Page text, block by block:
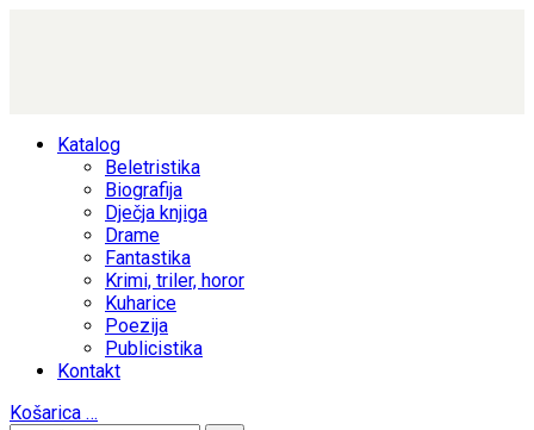
Katalog
Beletristika
Biografija
Dječja knjiga
Drame
Fantastika
Krimi, triler, horor
Kuharice
Poezija
Publicistika
Kontakt
Košarica …